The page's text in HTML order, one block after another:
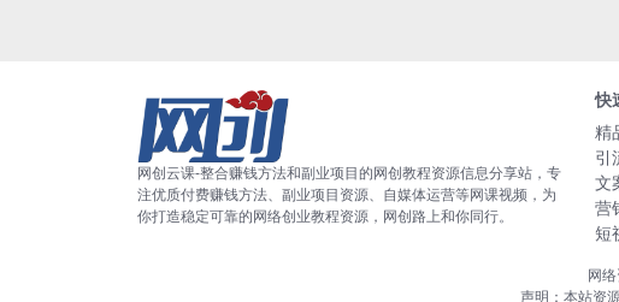
网创云课-整合赚钱方法和副业项目的网创教程资源信息分享站，专
注优质付费赚钱方法、副业项目资源、自媒体运营等网课视频，为
你打造稳定可靠的网络创业教程资源，网创路上和你同行。
快
精
引
文
营
短
网
声明：本站资